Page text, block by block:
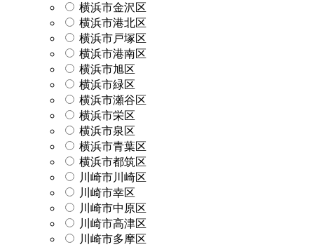
横浜市金沢区
横浜市港北区
横浜市戸塚区
横浜市港南区
横浜市旭区
横浜市緑区
横浜市瀬谷区
横浜市栄区
横浜市泉区
横浜市青葉区
横浜市都筑区
川崎市川崎区
川崎市幸区
川崎市中原区
川崎市高津区
川崎市多摩区